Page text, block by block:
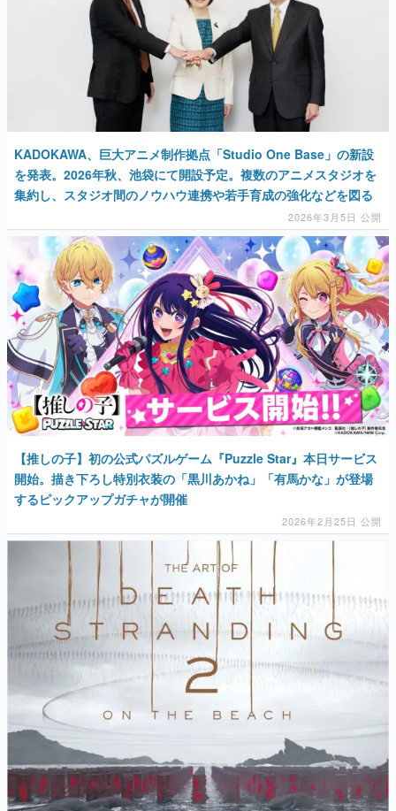
アプリレビュー
その他
電ファミニコゲーマーとは？
運営：株式会社マレ
KADOKAWA、巨大アニメ制作拠点「Studio One Base」の新設
を発表。2026年秋、池袋にて開設予定。複数のアニメスタジオを
集約し、スタジオ間のノウハウ連携や若手育成の強化などを図る
2026年3月5日 公開
【推しの子】初の公式パズルゲーム『Puzzle Star』本日サービス
開始。描き下ろし特別衣装の「黒川あかね」「有馬かな」が登場
するピックアップガチャが開催
2026年2月25日 公開